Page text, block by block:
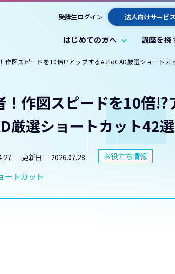
はじめての方へ 講座を探
受講生ログイン 法人向けサービス
作図スピードを10倍!?アップするAutoCAD厳選ショートカ
！作図スピードを10倍!?
厳選ショートカット42選
更新日 2026.07.28 お役立ち情報
ートカット